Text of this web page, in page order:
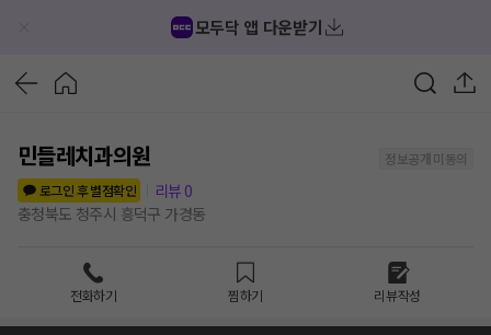
모두닥 앱 다운받기
민들레치과의원
정보공개 미동의
로그인 후 별점확인
리뷰 0
충청북도 청주시 흥덕구 가경동
전화하기 찜하기 리뷰작성